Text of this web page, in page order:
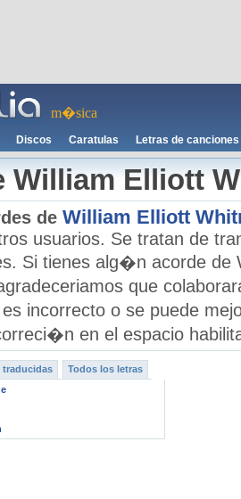
m�sica
Discos Caratulas Letras de canciones
William Elliott
de William Elliott
usuarios. Se tratan de
Si tienes alg�n acorde de
que
incorrecto o se puede
en el espacio
traducidas
Todos los letras